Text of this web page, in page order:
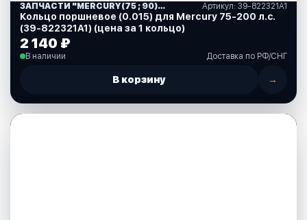
ЗАПЧАСТИ "MERCURY(75 ; 90)" США (10) Артикул: 39-822321А1
Кольцо поршневое (0.015) для Mercury 75-200 л.с.
(39-822321А1) (цена за 1 кольцо)
2 140 ₽
В наличии Доставка по РФ/СНГ
В корзину →